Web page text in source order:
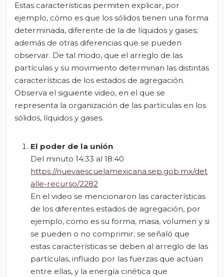
Estas características permiten explicar, por
ejemplo, cómo es que los sólidos tienen una forma
determinada, diferente de la de líquidos y gases;
además de otras diferencias que se pueden
observar. De tal modo, que el arreglo de las
partículas y su movimiento determinan las distintas
características de los estados de agregación.
Observa el siguiente video, en el que se
representa la organización de las partículas en los
sólidos, líquidos y gases.
El poder de la unión
Del minuto 14:33 al 18:40
https://nuevaescuelamexicana.sep.gob.mx/det
alle-recurso/2282
En el video se mencionaron las características
de los diferentes estados de agregación, por
ejemplo, como es su forma, masa, volumen y si
se pueden o no comprimir; se señaló que
estas características se deben al arreglo de las
partículas, influido por las fuerzas que actúan
entre ellas, y la energía cinética que